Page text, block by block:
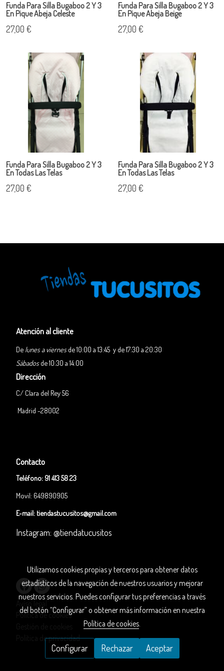
Funda Para Silla Bugaboo 2 Y 3
En Pique Abeja Celeste
27,00 €
Funda Para Silla Bugaboo 2 Y 3
En Pique Abeja Beige
27,00 €
Funda Para Silla Bugaboo 2 Y 3
En Todas Las Telas
27,00 €
Funda Para Silla Bugaboo 2 Y 3
En Todas Las Telas
27,00 €
Atención al cliente
De lunes a viernesde 10:00 a 13:45 y de 17:30 a 20:30
Sábadosde 10:30 a 14:00
Dirección
C/ Clara del Rey 56
Madrid -28002
Contacto
Teléfono: 91 413 58 23
Movil: 649890905
E-mail: tiendastucusitos@gmail.com
Instagram: @tiendatucusitos
Política de cookies
Política de privacidad
Utilizamos cookies propias y terceros para obtener datos
estadísticos de la navegación de nuestros usuarios y mejorar
nuestros servicios. Puedes configurar tus preferencias a través
del botón “Configurar” o obtener más información en nuestra
Política de cookies.
Configurar Rechazar Aceptar